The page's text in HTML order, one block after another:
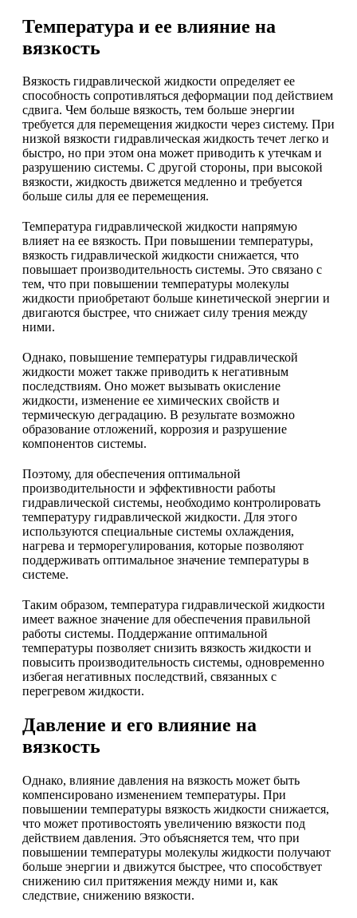
Температура и ее влияние на
вязкость
Вязкость гидравлической жидкости определяет ее
способность сопротивляться деформации под действием
сдвига. Чем больше вязкость, тем больше энергии
требуется для перемещения жидкости через систему. При
низкой вязкости гидравлическая жидкость течет легко и
быстро, но при этом она может приводить к утечкам и
разрушению системы. С другой стороны, при высокой
вязкости, жидкость движется медленно и требуется
больше силы для ее перемещения.
Температура гидравлической жидкости напрямую
влияет на ее вязкость. При повышении температуры,
вязкость гидравлической жидкости снижается, что
повышает производительность системы. Это связано с
тем, что при повышении температуры молекулы
жидкости приобретают больше кинетической энергии и
двигаются быстрее, что снижает силу трения между
ними.
Однако, повышение температуры гидравлической
жидкости может также приводить к негативным
последствиям. Оно может вызывать окисление
жидкости, изменение ее химических свойств и
термическую деградацию. В результате возможно
образование отложений, коррозия и разрушение
компонентов системы.
Поэтому, для обеспечения оптимальной
производительности и эффективности работы
гидравлической системы, необходимо контролировать
температуру гидравлической жидкости. Для этого
используются специальные системы охлаждения,
нагрева и терморегулирования, которые позволяют
поддерживать оптимальное значение температуры в
системе.
Таким образом, температура гидравлической жидкости
имеет важное значение для обеспечения правильной
работы системы. Поддержание оптимальной
температуры позволяет снизить вязкость жидкости и
повысить производительность системы, одновременно
избегая негативных последствий, связанных с
перегревом жидкости.
Давление и его влияние на
вязкость
Однако, влияние давления на вязкость может быть
компенсировано изменением температуры. При
повышении температуры вязкость жидкости снижается,
что может противостоять увеличению вязкости под
действием давления. Это объясняется тем, что при
повышении температуры молекулы жидкости получают
больше энергии и движутся быстрее, что способствует
снижению сил притяжения между ними и, как
следствие, снижению вязкости.